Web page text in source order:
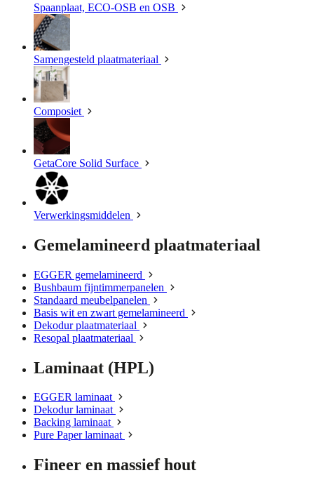
Spaanplaat, ECO-OSB en OSB
Samengesteld plaatmateriaal
Composiet
GetaCore Solid Surface
Verwerkingsmiddelen
Gemelamineerd plaatmateriaal
EGGER gemelamineerd
Bushbaum fijntimmerpanelen
Standaard meubelpanelen
Basis wit en zwart gemelamineerd
Dekodur plaatmateriaal
Resopal plaatmateriaal
Laminaat (HPL)
EGGER laminaat
Dekodur laminaat
Backing laminaat
Pure Paper laminaat
Fineer en massief hout